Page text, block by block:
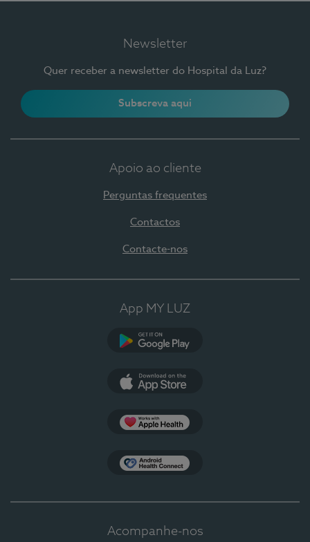
Newsletter
Quer receber a newsletter do Hospital da Luz?
Subscreva aqui
Apoio ao cliente
Perguntas frequentes
Contactos
Contacte-nos
App MY LUZ
Acompanhe-nos